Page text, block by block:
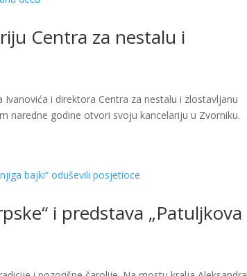
Centra za nestalu i
i direktora Centra za nestalu i zlostavljanu
naredne godine otvori svoju kancelariju u Zvorniku.
i predstava „Patuljkova